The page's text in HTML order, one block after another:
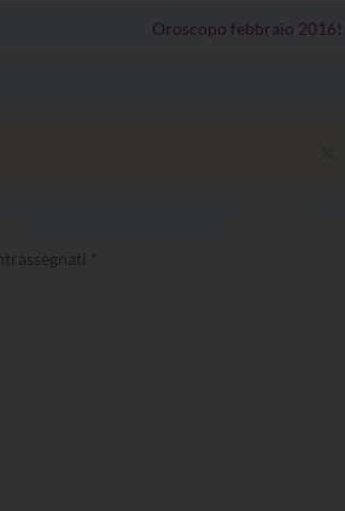
Oroscopo febbraio 2016!
*